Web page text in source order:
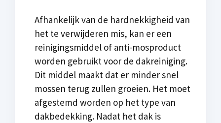
Afhankelijk van de hardnekkigheid van
het te verwijderen mis, kan er een
reinigingsmiddel of anti-mosproduct
worden gebruikt voor de dakreiniging.
Dit middel maakt dat er minder snel
mossen terug zullen groeien. Het moet
afgestemd worden op het type van
dakbedekking. Nadat het dak is